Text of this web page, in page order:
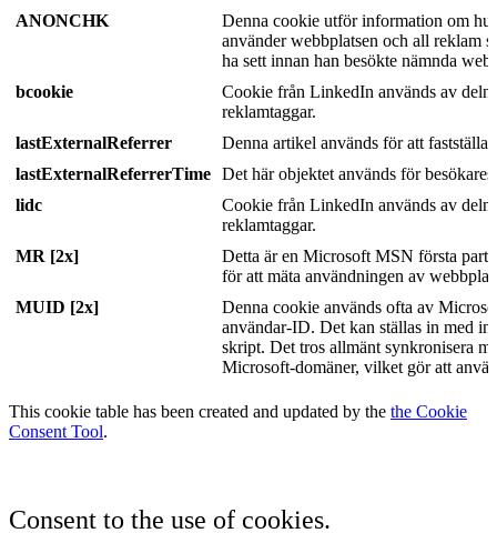
ANONCHK
Denna cookie utför information om
använder webbplatsen och all reklam
ha sett innan han besökte nämnda
bcookie
Cookie från LinkedIn används av
reklamtaggar.
lastExternalReferrer
Denna artikel används för att
lastExternalReferrerTime Det här objektet används för
lidc
Cookie från LinkedIn används av
reklamtaggar.
MR [2x]
Detta är en Microsoft MSN första
för att mäta användningen av
MUID [2x]
Denna cookie används ofta av
användar-ID. Det kan ställas in med
skript. Det tros allmänt synkronisera
Microsoft-domäner, vilket gör att
This cookie table has been created and updated by the the Cookie
Consent Tool.
Consent to the use of cookies.